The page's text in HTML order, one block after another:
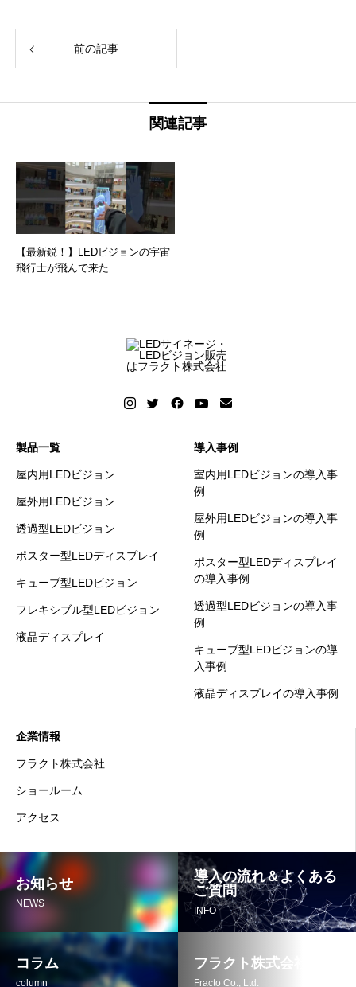
前の記事
関連記事
【最新鋭！】LEDビジョンの宇宙
飛行士が飛んで来た
製品一覧
屋内用LEDビジョン
屋外用LEDビジョン
透過型LEDビジョン
ポスター型LEDディスプレイ
キューブ型LEDビジョン
フレキシブル型LEDビジョン
液晶ディスプレイ
導入事例
室内用LEDビジョンの導入事
例
屋外用LEDビジョンの導入事
例
ポスター型LEDディスプレイ
の導入事例
透過型LEDビジョンの導入事
例
キューブ型LEDビジョンの導
入事例
液晶ディスプレイの導入事例
企業情報
フラクト株式会社
ショールーム
アクセス
お知らせ
NEWS
導入の流れ＆よくある
ご質問
INFO
コラム
column
フラクト株式会社
Fracto Co., Ltd.